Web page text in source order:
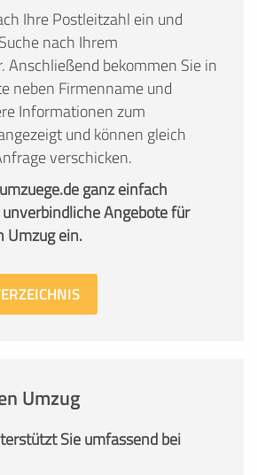
Ihre Postleitzahl ein und
nach Ihrem
Anschließend bekommen Sie in
neben Firmenname und
Informationen zum
und können gleich
verschicken.
ganz einfach
Angebote für
Umzug ein.
Umzug
Sie umfassend bei